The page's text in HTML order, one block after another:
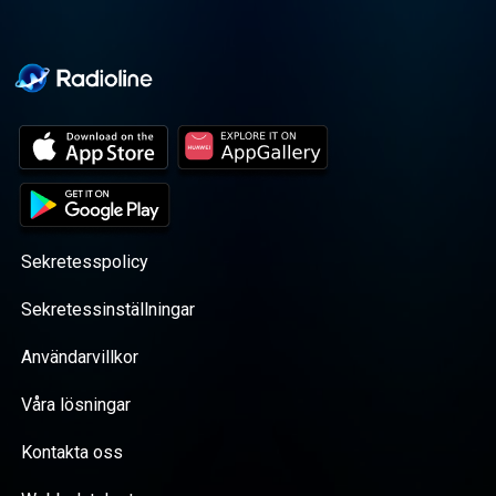
Sekretesspolicy
Sekretessinställningar
Användarvillkor
Våra lösningar
Kontakta oss